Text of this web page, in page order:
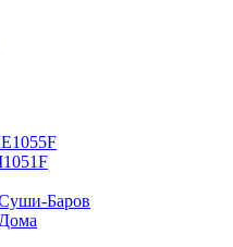
Баров